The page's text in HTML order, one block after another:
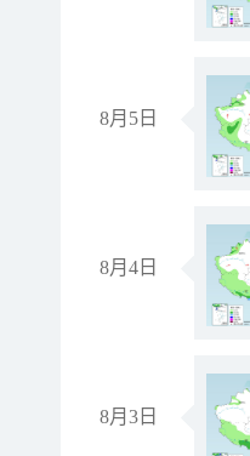
8月5日
8月4日
8月3日